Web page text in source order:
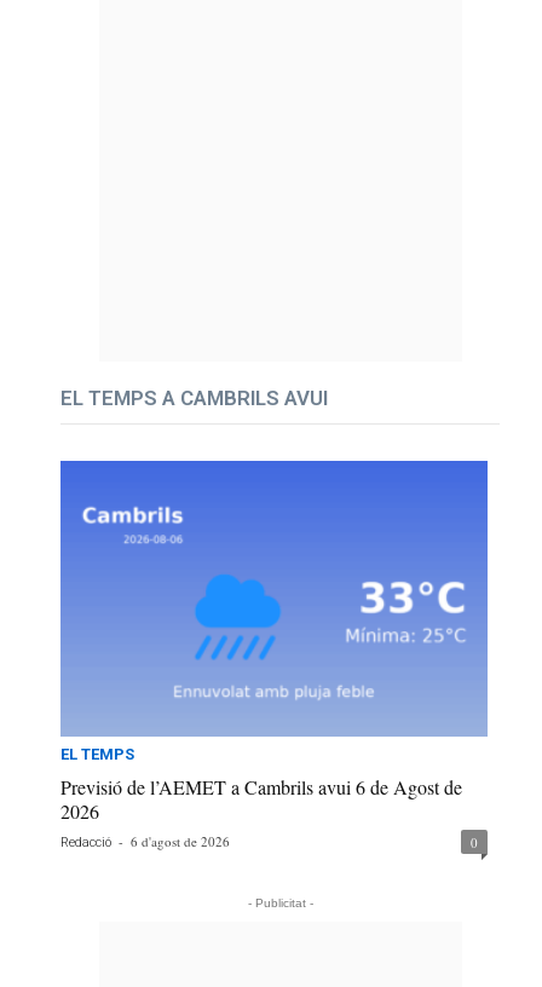
EL TEMPS A CAMBRILS AVUI
EL TEMPS
Previsió de l’AEMET a Cambrils avui 6 de Agost de
2026
Redacció - 6 d'agost de 2026 0
- Publicitat -